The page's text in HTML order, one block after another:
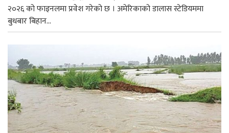
२०२६ को फाइनलमा प्रवेश गरेको छ । अमेरिकाको डालास स्टेडियममा
बुधबार बिहान...